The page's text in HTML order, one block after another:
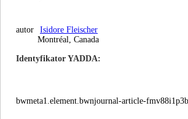
autor
Isidore Fleischer
Montréal, Canada
Identyfikator YADDA
bwmeta1.element.bwnjournal-article-